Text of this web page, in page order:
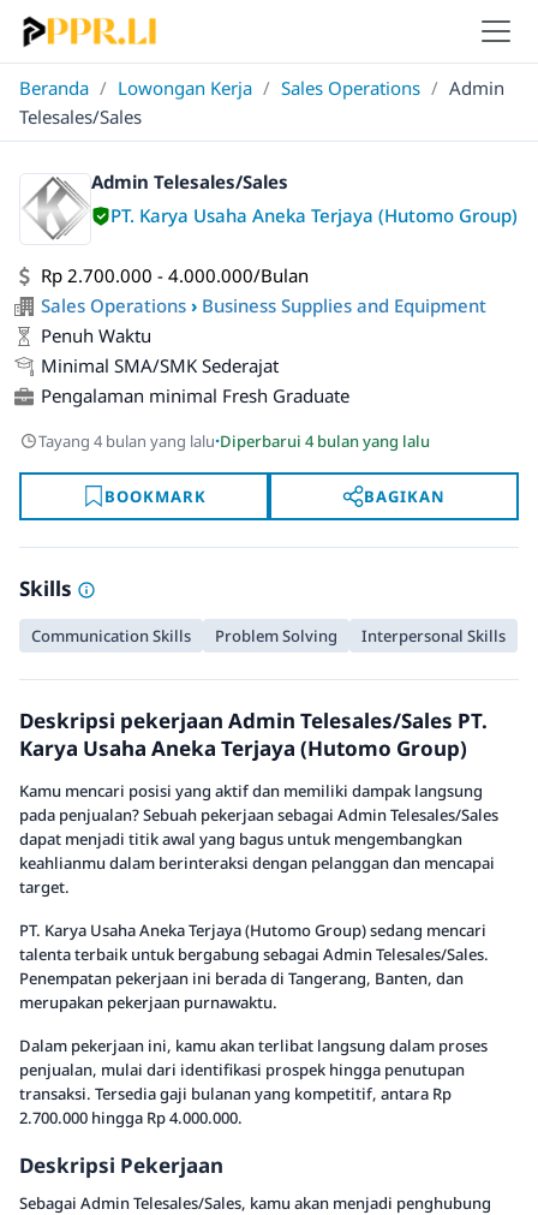
Beranda / Lowongan Kerja / Sales Operations / Admin
Telesales/Sales
Admin Telesales/Sales
PT. Karya Usaha Aneka Terjaya (Hutomo Group)
Rp 2.700.000 - 4.000.000/Bulan
Sales Operations › Business Supplies and Equipment
Penuh Waktu
Minimal SMA/SMK Sederajat
Pengalaman minimal Fresh Graduate
Tayang 4 bulan yang lalu·Diperbarui 4 bulan yang lalu
BOOKMARK BAGIKAN
Skills
Communication Skills Problem Solving Interpersonal Skills
Deskripsi pekerjaan Admin Telesales/Sales PT.
Karya Usaha Aneka Terjaya (Hutomo Group)
Kamu mencari posisi yang aktif dan memiliki dampak langsung
pada penjualan? Sebuah pekerjaan sebagai Admin Telesales/Sales
dapat menjadi titik awal yang bagus untuk mengembangkan
keahlianmu dalam berinteraksi dengan pelanggan dan mencapai
target.
PT. Karya Usaha Aneka Terjaya (Hutomo Group) sedang mencari
talenta terbaik untuk bergabung sebagai Admin Telesales/Sales.
Penempatan pekerjaan ini berada di Tangerang, Banten, dan
merupakan pekerjaan purnawaktu.
Dalam pekerjaan ini, kamu akan terlibat langsung dalam proses
penjualan, mulai dari identifikasi prospek hingga penutupan
transaksi. Tersedia gaji bulanan yang kompetitif, antara Rp
2.700.000 hingga Rp 4.000.000.
Deskripsi Pekerjaan
Sebagai Admin Telesales/Sales, kamu akan menjadi penghubung